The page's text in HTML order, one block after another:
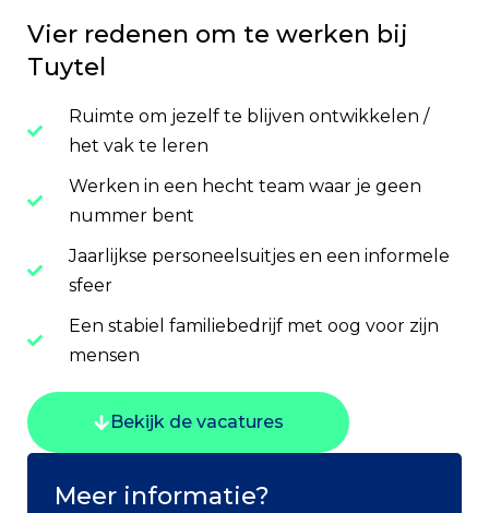
Vier redenen om te werken bij
Tuytel
Ruimte om jezelf te blijven ontwikkelen /
het vak te leren
Werken in een hecht team waar je geen
nummer bent
Jaarlijkse personeelsuitjes en een informele
sfeer
Een stabiel familiebedrijf met oog voor zijn
mensen
Bekijk de vacatures
Meer informatie?